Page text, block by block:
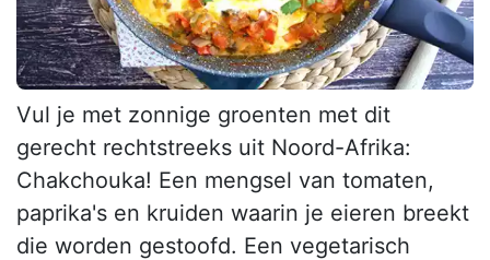
Vul je met zonnige groenten met dit
gerecht rechtstreeks uit Noord-Afrika:
Chakchouka! Een mengsel van tomaten,
paprika's en kruiden waarin je eieren breekt
die worden gestoofd. Een vegetarisch